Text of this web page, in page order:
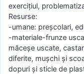
exerciţiul,
Resurse:
-umane: preşcolari,
-materiale-frunze
măceşe uscate,
diferite, muşchi şi
dopuri şi sticle de